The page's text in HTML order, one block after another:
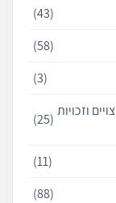
(43)
(58)
(3)
וזכויות
(25)
(11)
(88)